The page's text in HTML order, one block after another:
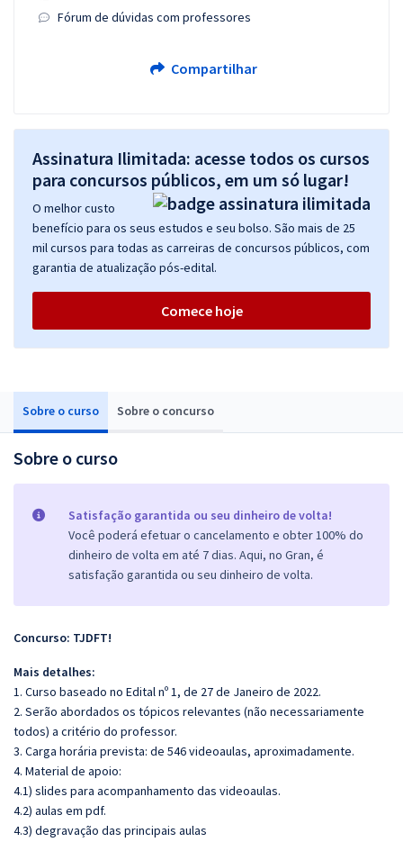
Sobre o curso Sobre o concurso
Sobre o curso
Satisfação garantida ou seu dinheiro de volta!
Você poderá efetuar o cancelamento e obter 100% do
dinheiro de volta em até 7 dias. Aqui, no Gran, é
satisfação garantida ou seu dinheiro de volta.
Concurso: TJDFT!
Mais detalhes:
1. Curso baseado no Edital nº 1, de 27 de Janeiro de 2022.
2. Serão abordados os tópicos relevantes (não necessariamente
todos) a critério do professor.
3. Carga horária prevista: de 546 videoaulas, aproximadamente.
4. Material de apoio:
4.1) slides para acompanhamento das videoaulas.
4.2) aulas em pdf.
4.3) degravação das principais aulas
Fórum de dúvidas com professores
Compartilhar
Assinatura Ilimitada: acesse todos os cursos
para concursos públicos, em um só lugar!
O melhor custo
benefício para os seus estudos e seu bolso. São mais de 25
mil cursos para todas as carreiras de concursos públicos, com
garantia de atualização pós-edital.
Comece hoje